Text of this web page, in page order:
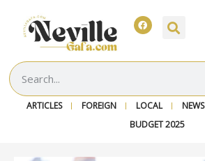
ARTICLES FOREIGN LOCAL NEWS
BUDGET 2025